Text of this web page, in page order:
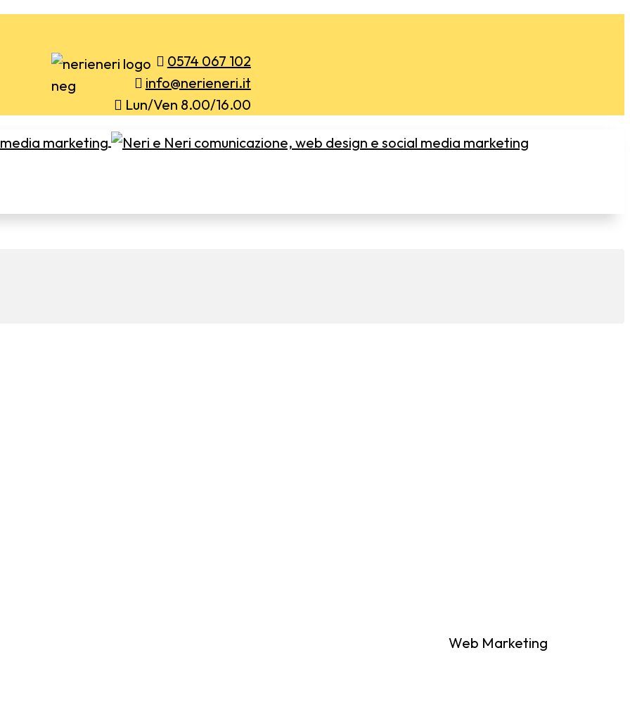
0574 067 102
info@nerieneri.it
Lun/Ven 8.00/16.00